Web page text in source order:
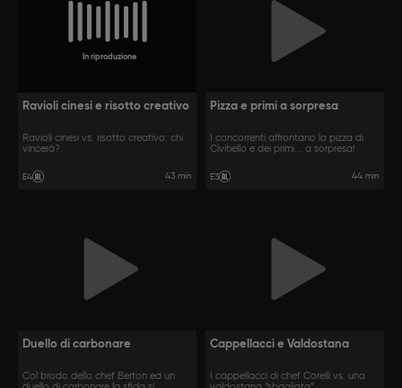
In riproduzione
Ravioli cinesi e risotto creativo
Ravioli cinesi vs. risotto creativo: chi
vincerà?
E4 43 min
Pizza e primi a sorpresa
I concorrenti affrontano la pizza di
Civitiello e dei primi... a sorpresa!
E3 44 min
Duello di carbonare
Col brodo dello chef Berton ed un
Cappellacci e Valdostana
I cappellacci di chef Corelli vs. una